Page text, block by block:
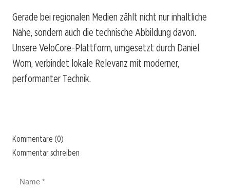
Gerade bei regionalen Medien zählt nicht nur inhaltliche
Nähe, sondern auch die technische Abbildung davon.
Unsere VeloCore-Plattform, umgesetzt durch Daniel
Wom, verbindet lokale Relevanz mit moderner,
performanter Technik.
Kommentare (0)
Kommentar schreiben